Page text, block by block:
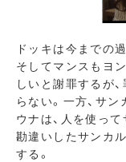
ドッキは今までの
そしてマンスもヨ
しいと謝罪するが
らない。一方、サ
ウナは、人を使っ
勘違いしたサンカ
する。